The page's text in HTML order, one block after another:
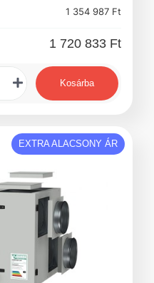
1 354 987 Ft
1 720 833 Ft
Kosárba
EXTRA ALACSONY ÁR